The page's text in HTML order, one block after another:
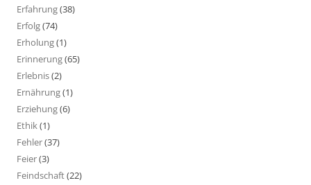
Erfahrung(38)
Erfolg(74)
Erholung(1)
Erinnerung(65)
Erlebnis(2)
Ernährung(1)
Erziehung(6)
Ethik(1)
Fehler(37)
Feier(3)
Feindschaft(22)